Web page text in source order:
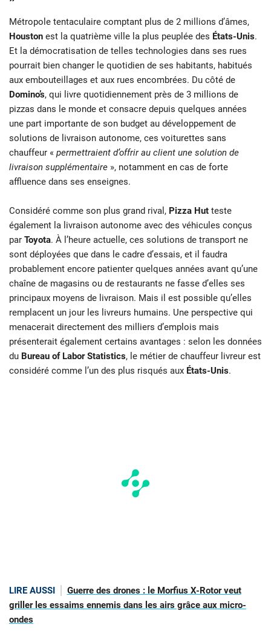
Métropole tentaculaire comptant plus de 2 millions d’âmes,
Houston est la quatrième ville la plus peuplée des États-Unis.
Et la démocratisation de telles technologies dans ses rues
pourrait bien changer le quotidien de ses habitants, habitués
aux embouteillages et aux rues encombrées. Du côté de
Domino’s, qui livre quotidiennement près de 3 millions de
pizzas dans le monde et consacre depuis quelques années
une part importante de son budget au développement de
solutions de livraison autonome, ces voiturettes sans
chauffeur « permettraient d’offrir au client une solution de
livraison supplémentaire », notamment en cas de forte
affluence dans ses enseignes.
Considéré comme son plus grand rival, Pizza Hut teste
également la livraison autonome avec des véhicules conçus
par Toyota. À l’heure actuelle, ces solutions de transport ne
sont déployées que dans le cadre d’essais, et il faudra
probablement encore patienter quelques années avant qu’une
chaîne de magasins ou de restaurants ne fasse d’elles ses
principaux moyens de livraison. Mais il est possible qu’elles
remplacent un jour les livreurs humains. Une perspective qui
menacerait directement des milliers d’emplois mais
présenterait également certains avantages : selon les données
du Bureau of Labor Statistics, le métier de chauffeur livreur est
considéré comme l’un des plus risqués aux États-Unis.
LIRE AUSSI
Guerre des drones : le Morfius X-Rotor veut
griller les essaims ennemis dans les airs grâce aux micro-
ondes